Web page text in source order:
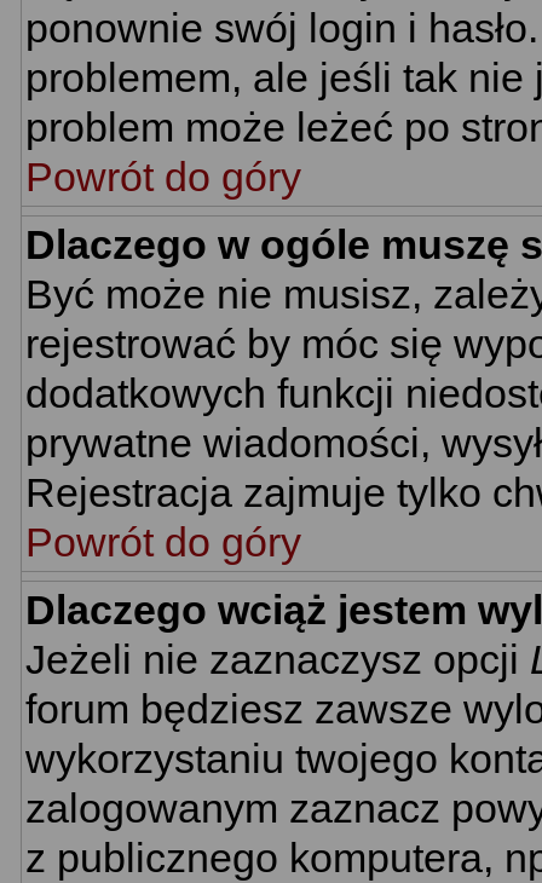
ponownie swój login i
problemem, ale jeśli tak
problem może leżeć po
Powrót do góry
Dlaczego w ogóle muszę
Być może nie musisz,
rejestrować by móc się
dodatkowych funkcji
prywatne wiadomości,
Rejestracja zajmuje tylko
Powrót do góry
Dlaczego wciąż jestem
Jeżeli nie zaznaczysz opcji
forum będziesz zawsze
wykorzystaniu twojego
zalogowanym zaznacz
z publicznego komputera,